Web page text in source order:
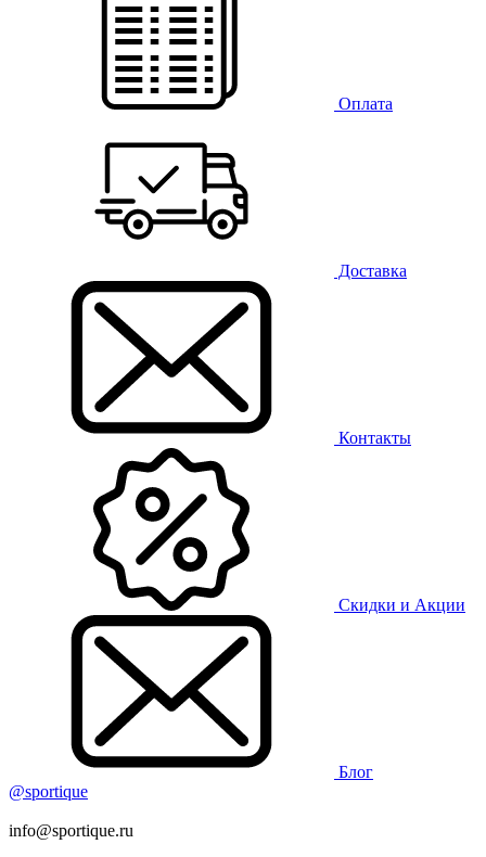
Оплата
Доставка
Контакты
Скидки и Акции
Блог
@sportique
info@sportique.ru